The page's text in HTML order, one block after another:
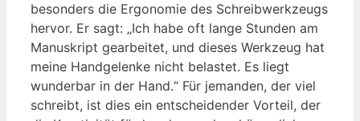
besonders die Ergonomie des Schreibwerkzeugs
hervor. Er sagt: „Ich habe oft lange Stunden am
Manuskript gearbeitet, und dieses Werkzeug hat
meine Handgelenke nicht belastet. Es liegt
wunderbar in der Hand.“ Für jemanden, der viel
schreibt, ist dies ein entscheidender Vorteil, der